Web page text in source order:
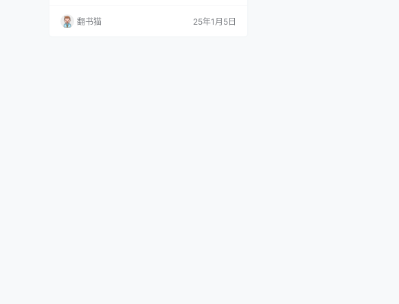
《过程决定成败》将给出答案，只需4个要素就
能揭开高品质过程的秘密，助你实现关键目标；
翻书猫 25年1月5日